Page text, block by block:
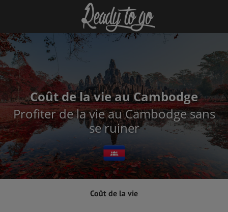
Coût de la vie au Cambodge
Profiter de la vie au Cambodge sans
se ruiner
Coût de la vie